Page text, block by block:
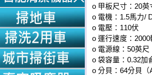
o 甲板尺寸：20英
o 電機：1.5馬力/
o 電壓：110伏
o 運行速度：2000
o 電源線：50英
o 袋容量：0.32加
o 分貝：64分貝（